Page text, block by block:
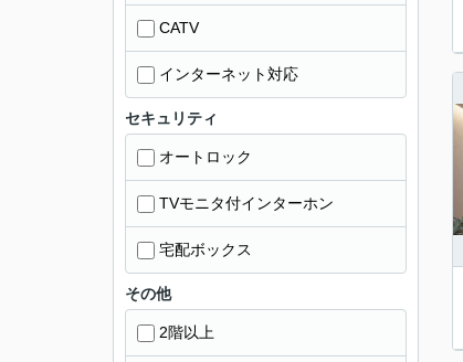
CATV
インターネット対応
セキュリティ
オートロック
TVモニタ付インターホン
宅配ボックス
その他
2階以上